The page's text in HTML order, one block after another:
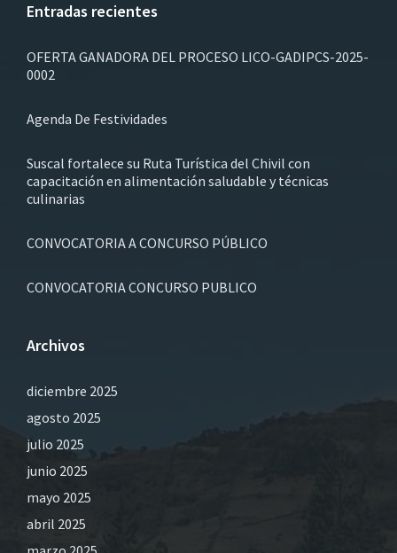
Entradas recientes
OFERTA GANADORA DEL PROCESO LICO-GADIPCS-2025-
0002
Agenda De Festividades
Suscal fortalece su Ruta Turística del Chivil con
capacitación en alimentación saludable y técnicas
culinarias
CONVOCATORIA A CONCURSO PÚBLICO
CONVOCATORIA CONCURSO PUBLICO
Archivos
diciembre 2025
agosto 2025
julio 2025
junio 2025
mayo 2025
abril 2025